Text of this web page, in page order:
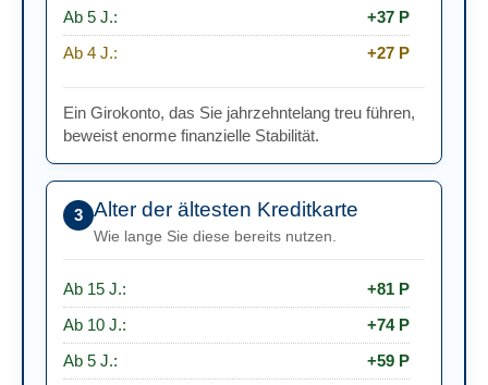
Ab 5 J.:
+37 P
Ab 4 J.:
+27 P
Ab 3 J.:
+23 P
Ab 2 J.:
+17 P
Ab 1 J.:
+12 P
Ab 6 Mon.:
Ab 3 Mon.:
Kein Vertrag:
+18 P
Ein Girokonto, das Sie jahrzehntelang treu führen,
beweist enorme finanzielle Stabilität.
3 Alter der ältesten Kreditkarte
Wie lange Sie diese bereits nutzen.
Ab 15 J.:
+81 P
Ab 10 J.:
+74 P
Ab 5 J.:
+59 P